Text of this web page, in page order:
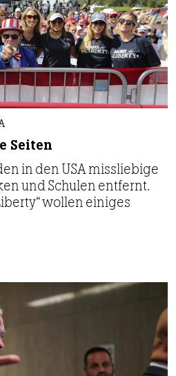
Seiten
in den USA missliebige
und Schulen entfernt.
wollen einiges